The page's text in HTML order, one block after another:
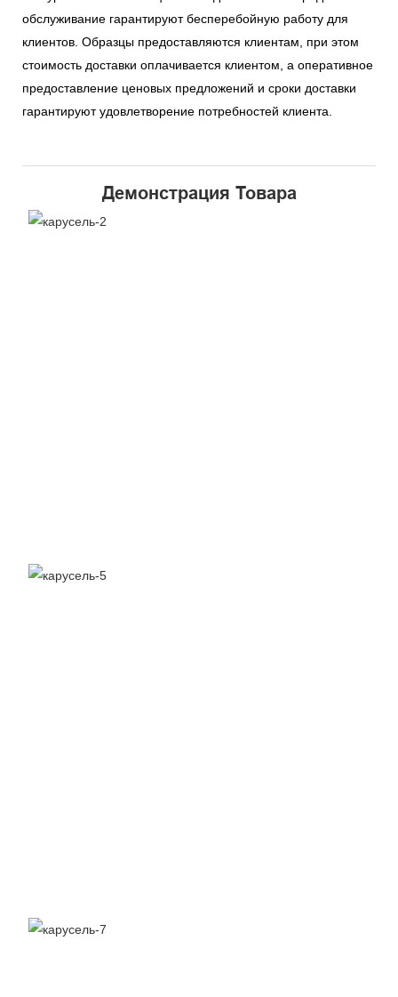
обслуживание гарантируют бесперебойную работу для
клиентов. Образцы предоставляются клиентам, при этом
стоимость доставки оплачивается клиентом, а оперативное
предоставление ценовых предложений и сроки доставки
гарантируют удовлетворение потребностей клиента.
Демонстрация Товара